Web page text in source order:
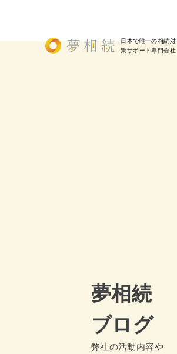
日本で唯一の相続対
策サポート専門会社
夢相続
ブログ
弊社の活動内容や